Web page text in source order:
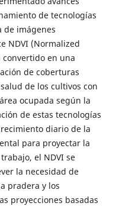
de tecnologías
de imágenes
NDVI (Normalized
convertido en una
de coberturas
de los cultivos con
ocupada según la
de estas tecnologías
diario de la
para proyectar la
el NDVI se
la necesidad de
pradera y los
proyecciones basadas